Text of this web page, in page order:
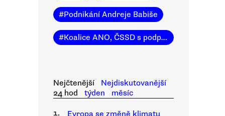
#Podnikání Andreje Babiše
#Koalice ANO, ČSSD s podporou KSČM
Nejčtenější
Nejdiskutovanější
24 hod
týden
měsíc
1.
Evropa se změně klimatu